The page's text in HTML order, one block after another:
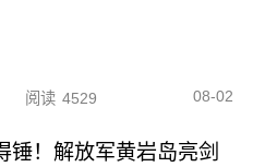
阅读 4529 08-02
锤！解放军黄岩岛亮剑